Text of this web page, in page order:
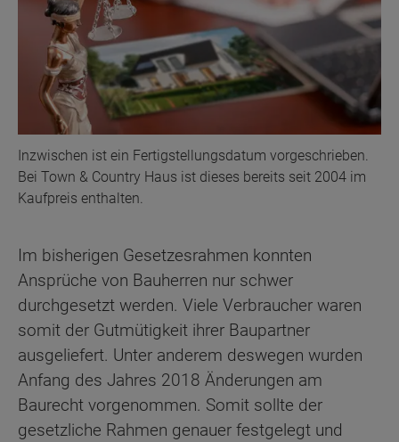
Inzwischen ist ein Fertigstellungsdatum vorgeschrieben.
Bei Town & Country Haus ist dieses bereits seit 2004 im
Kaufpreis enthalten.
Im bisherigen Gesetzesrahmen konnten
Ansprüche von Bauherren nur schwer
durchgesetzt werden. Viele Verbraucher waren
somit der Gutmütigkeit ihrer Baupartner
ausgeliefert. Unter anderem deswegen wurden
Anfang des Jahres 2018 Änderungen am
Baurecht vorgenommen. Somit sollte der
gesetzliche Rahmen genauer festgelegt und